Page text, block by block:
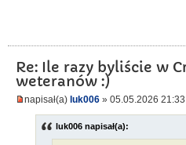
Re: Ile razy byliście w
weteranów :)
napisał(a) luk006 » 05.05.2026 21:33
luk006 napisał(a):